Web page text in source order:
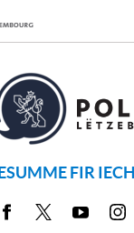
FIR IECH
Facebook Youtube